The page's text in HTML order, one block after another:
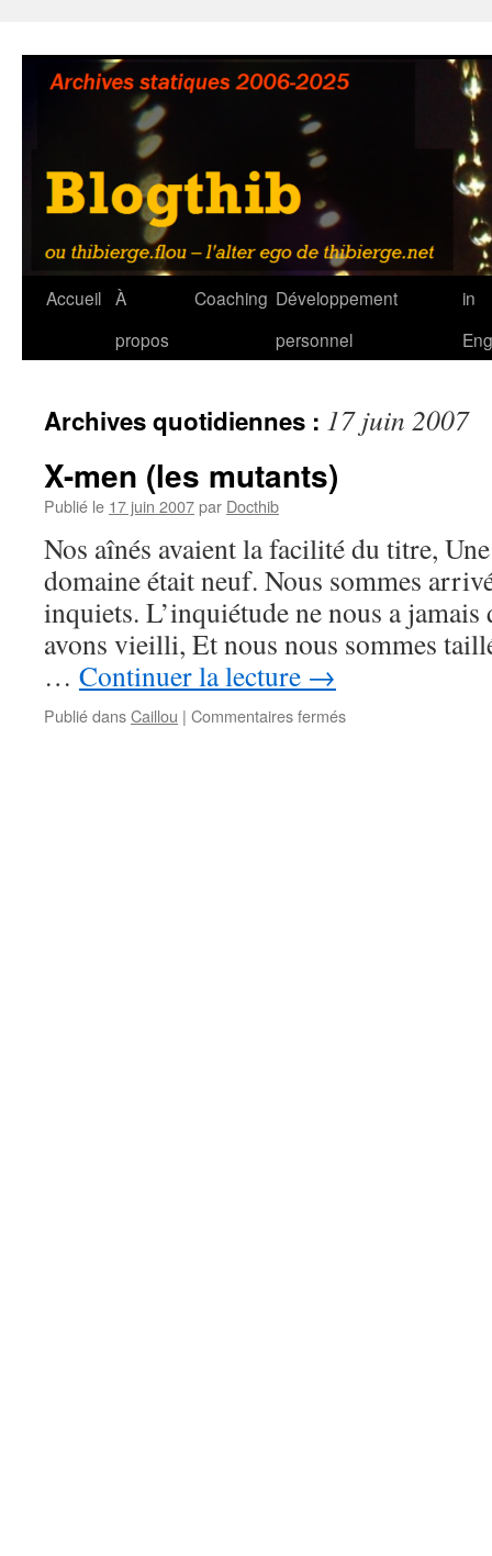
contenu
Accueil À
propos
Coaching Développement
personnel
in
Archives quotidiennes : 17 juin 2007
X-men (les mutants)
Publié le 17 juin 2007par Docthib
Nos aînés avaient la facilité du titre,
domaine était neuf. Nous sommes
inquiets. L’inquiétude ne nous a
avons vieilli, Et nous nous sommes
… Continuer la lecture →
Publié dansCaillou | Commentaires ferméssur